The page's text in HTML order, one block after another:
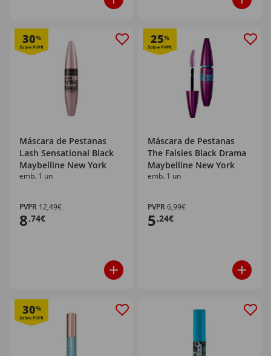
30%
Máscara de Pestanas
Lash Sensational Black
Maybelline New York
emb. 1 un
PVPR 12,49€
8,74€
25%
Máscara de Pestanas
The Falsies Black Drama
Maybelline New York
emb. 1 un
PVPR6,99€
5,24€
30%